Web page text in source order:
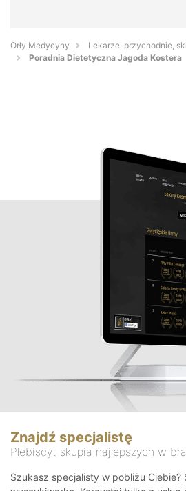
Orły Medycyny
Lekarze, przychodnie,
Poradnia Dietetyczna Jagoda Kostera
Znajdź specjalistę
Plebiscyt skupia najlepszych w
Szukasz specjalisty w pobliżu Ciebie?